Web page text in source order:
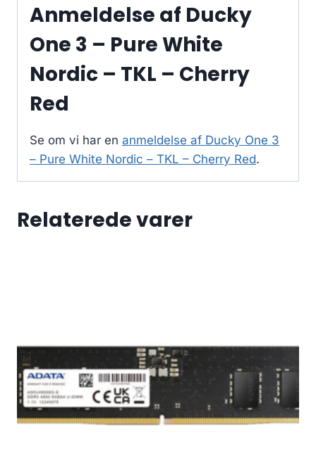
Anmeldelse af Ducky
One 3 – Pure White
Nordic – TKL – Cherry
Red
Se om vi har en anmeldelse af Ducky One 3
– Pure White Nordic – TKL – Cherry Red.
Relaterede varer